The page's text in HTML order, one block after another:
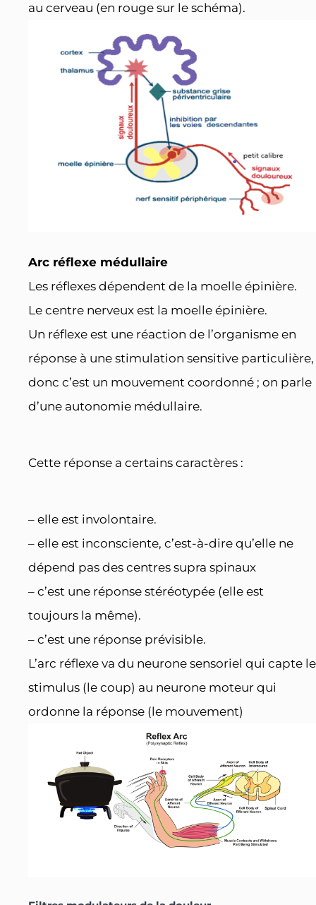
au cerveau (en rouge sur le schéma).
Arc réflexe médullaire
Les réflexes dépendent de la moelle épinière.
Le centre nerveux est la moelle épinière.
Un réflexe est une réaction de l’organisme en
réponse à une stimulation sensitive particulière,
donc c’est un mouvement coordonné ; on parle
d’une autonomie médullaire.
Cette réponse a certains caractères :
– elle est involontaire.
– elle est inconsciente, c’est-à-dire qu’elle ne
dépend pas des centres supra spinaux
– c’est une réponse stéréotypée (elle est
toujours la même).
– c’est une réponse prévisible.
L’arc réflexe va du neurone sensoriel qui capte le
stimulus (le coup) au neurone moteur qui
ordonne la réponse (le mouvement)